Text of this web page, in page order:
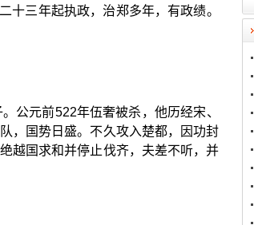
十三年起执政，治郑多年，有政绩。
公元前522年伍奢被杀，他历经宋、
，国势日盛。不久攻入楚都，因功封
越国求和并停止伐齐，夫差不听，并